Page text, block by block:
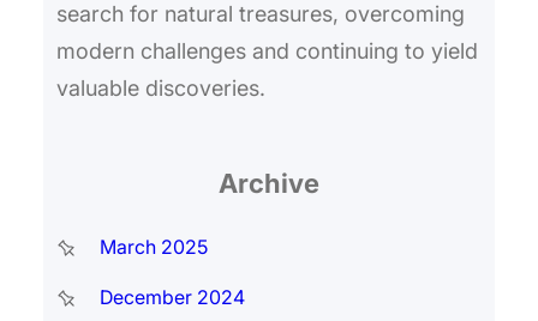
search for natural treasures, overcoming
modern challenges and continuing to yield
valuable discoveries.
Archive
March 2025
December 2024